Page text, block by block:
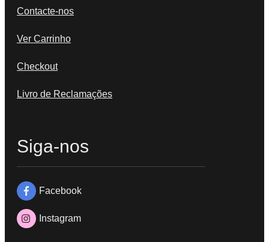
Contacte-nos
Ver Carrinho
Checkout
Livro de Reclamações
Siga-nos
Facebook
Instagram